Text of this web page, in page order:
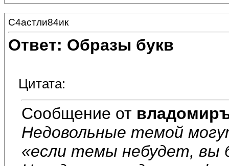
С4астли84ик
Ответ: Образы букв
Цитата:
Сообщение от
Недовольные темой
«если темы небудет, вы